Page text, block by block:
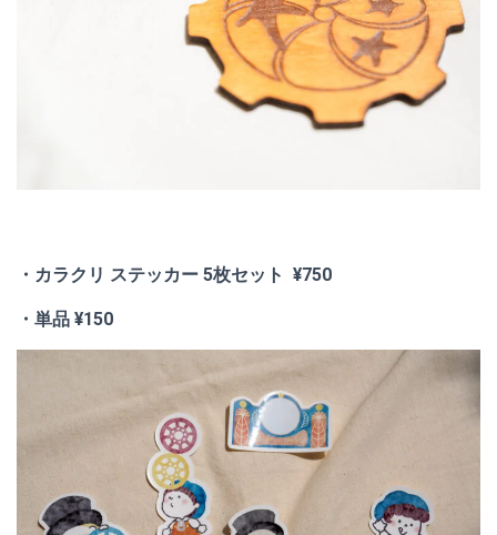
・カラクリ ステッカー 5枚セット ¥750
・単品 ¥150